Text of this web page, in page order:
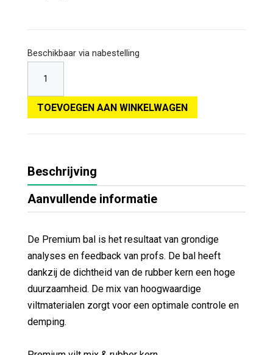
Beschikbaar via nabestelling
TOEVOEGEN AAN WINKELWAGEN
Beschrijving
Aanvullende informatie
De Premium bal is het resultaat van grondige
analyses en feedback van profs. De bal heeft
dankzij de dichtheid van de rubber kern een hoge
duurzaamheid. De mix van hoogwaardige
viltmaterialen zorgt voor een optimale controle en
demping.